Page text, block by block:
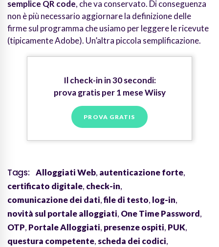
semplice QR code, che va conservato. Di conseguenza
non è più necessario aggiornare la definizione delle
firme sul programma che usiamo per leggere le ricevute
(tipicamente Adobe). Un’altra piccola semplificazione.
Il check-in in 30 secondi:
prova gratis per 1 mese Wiisy
PROVA GRATIS
Tags: Alloggiati Web, autenticazione forte,
certificato digitale, check-in,
comunicazione dei dati,file di testo, log-in,
novità sul portale alloggiati, One Time Password,
OTP, Portale Alloggiati, presenze ospiti, PUK,
questura competente,scheda dei codici,